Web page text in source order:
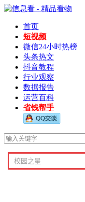
首页
短视频
微信24小时热榜
头条热文
抖音教程
行业观察
数据报告
运营百科
省钱帮手